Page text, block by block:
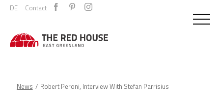
DE Contact
News Robert Peroni, Interview With Stefan Parrisius